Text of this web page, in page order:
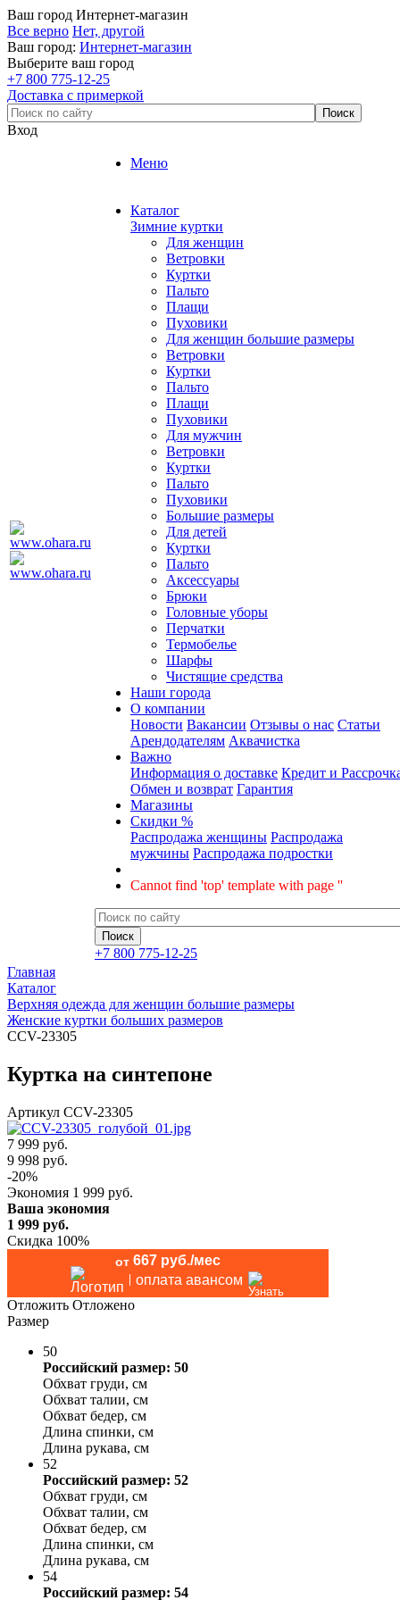
Ваш город Интернет-магазин
Все верно Нет, другой
Ваш город: Интернет-магазин
Выберите ваш город
+7 800 775-12-25
Доставка с примеркой
Вход
Меню
Каталог
Зимние куртки
Для женщин
Ветровки
Куртки
Пальто
Плащи
Пуховики
Для женщин большие размеры
Ветровки
Куртки
Пальто
Плащи
Пуховики
Для мужчин
Ветровки
Куртки
Пальто
Пуховики
Большие размеры
Для детей
Куртки
Пальто
Аксессуары
Брюки
Головные уборы
Перчатки
Термобелье
Шарфы
Чистящие средства
Наши города
О компании
Новости Вакансии Отзывы о нас Статьи
Арендодателям Аквачистка
Важно
Информация о доставке Кредит и
Обмен и возврат Гарантия
Магазины
Скидки %
Распродажа женщины Распродажа
мужчины Распродажа подростки
Cannot find 'top' template with page ''
+7 800 775-12-25
Главная
Каталог
Верхняя одежда для женщин большие размеры
Женские куртки больших размеров
CCV-23305
Куртка на синтепоне
Артикул CCV-23305
7 999 руб.
9 998 руб.
-20%
Экономия 1 999 руб.
Ваша экономия
1 999 руб.
Скидка 100%
от 667 руб./мес
оплата авансом
Отложить Отложено
Размер
50
Российский размер: 50
Обхват груди, см
Обхват талии, см
Обхват бедер, см
Длина спинки, см
Длина рукава, см
52
Российский размер: 52
Обхват груди, см
Обхват талии, см
Обхват бедер, см
Длина спинки, см
Длина рукава, см
54
Российский размер: 54